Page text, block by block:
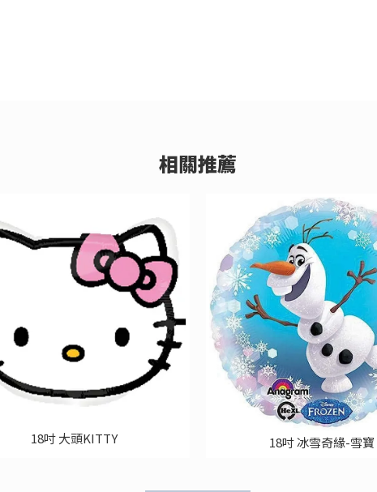
18吋 大頭KITTY 18吋 冰雪奇緣-雪寶